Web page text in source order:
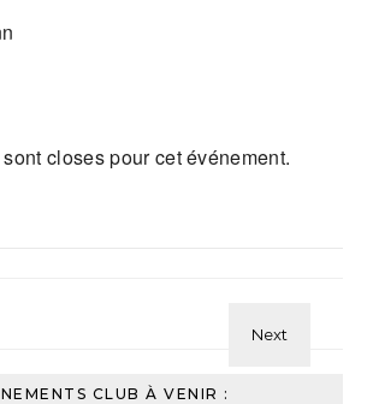
closes pour cet événement.
CLUB À VENIR :